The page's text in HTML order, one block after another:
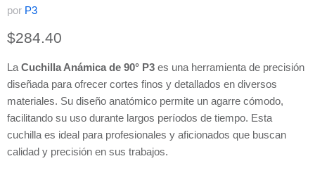
por P3
Precio actual
$284.40
La Cuchilla Anámica de 90° P3 es una herramienta de precisión
diseñada para ofrecer cortes finos y detallados en diversos
materiales. Su diseño anatómico permite un agarre cómodo,
facilitando su uso durante largos períodos de tiempo. Esta
cuchilla es ideal para profesionales y aficionados que buscan
calidad y precisión en sus trabajos.